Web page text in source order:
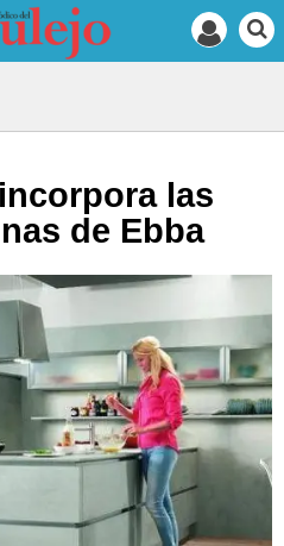
las
de Ebba